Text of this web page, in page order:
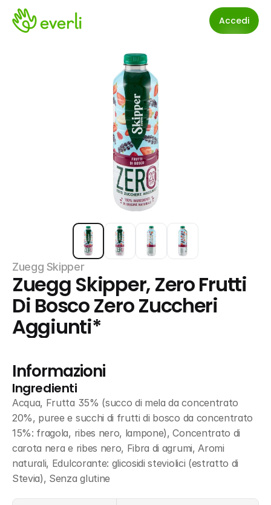
Accedi
Zuegg Skipper
Zuegg Skipper, Zero Frutti
Di Bosco Zero Zuccheri
Aggiunti*
Informazioni
Ingredienti
Acqua, Frutta 35% (succo di mela da concentrato
20%, puree e succhi di frutti di bosco da concentrato
15%: fragola, ribes nero, lampone), Concentrato di
carota nera e ribes nero, Fibra di agrumi, Aromi
naturali, Edulcorante: glicosidi steviolici (estratto di
Stevia), Senza glutine